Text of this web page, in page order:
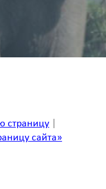
страницу|
сайта»